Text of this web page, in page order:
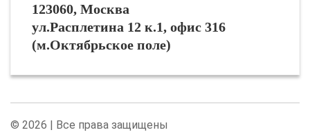
123060, Москва
ул.Расплетина 12 к.1, офис 316
(м.Октябрьское поле)
© 2026 | Все права защищены